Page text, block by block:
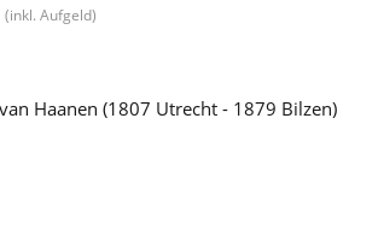
(inkl. Aufgeld)